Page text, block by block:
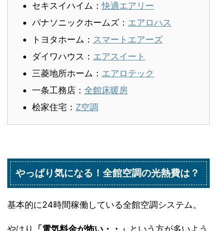
セキスイハイム：快適エアリー
パナソニックホームズ： エアロハス
トヨタホーム： スマートエアーズ
ダイワハウス： エアスイート
三菱地所ホーム： エアロテック
一条工務店： 全館床暖房
桧家住宅： Z空調
やっぱり気になる！全館空調の光熱費は？
基本的に24時間稼働している全館空調システム。